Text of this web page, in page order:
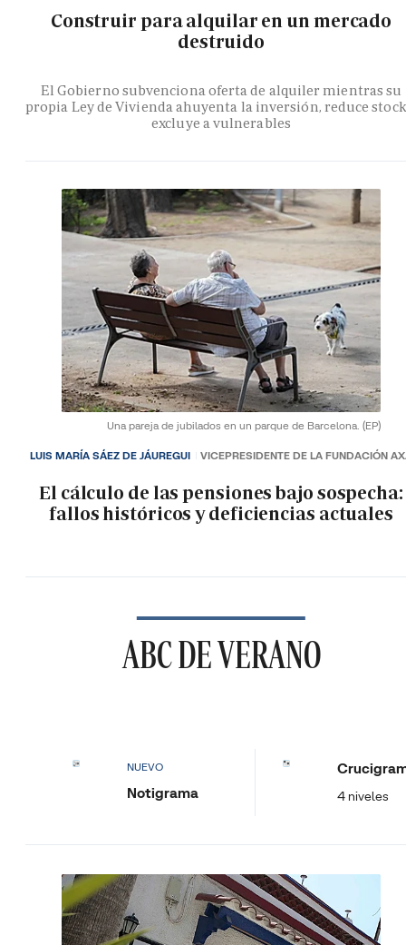
Construir para alquilar en un mercado
destruido
El Gobierno subvenciona oferta de alquiler mientras su
propia Ley de Vivienda ahuyenta la inversión, reduce
excluye a vulnerables
Una pareja de jubilados en un parque de Barcelona. (EP)
El cálculo de las pensiones bajo sospecha:
fallos históricos y deficiencias actuales
LUIS MARÍA SÁEZ DE JÁUREGUI VICEPRESIDENTE DE LA FUNDACIÓN
ABC DE VERANO
NUEVO
Notigrama 4 niveles